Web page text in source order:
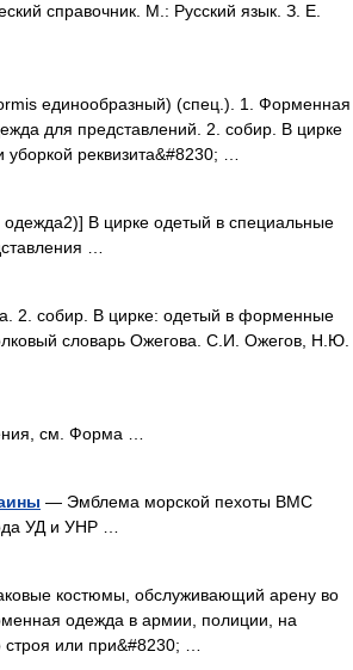
справочник. М.: Русский язык. З. Е.
единообразный) (спец.). 1. Форменная
для представлений. 2. собир. В цирке
реквизита&#8230; …
В цирке одетый в специальные
…
собир. В цирке: одетый в форменные
словарь Ожегова. С.И. Ожегов, Н.Ю.
см. Форма …
— Эмблема морской пехоты ВМС
УД и УНР …
костюмы, обслуживающий арену во
одежда в армии, полиции, на
или при&#8230; …